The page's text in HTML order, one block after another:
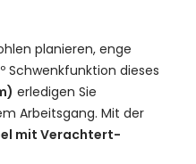
planieren, enge
Schwenkfunktion dieses
erledigen Sie
Arbeitsgang. Mit der
mit Verachtert-